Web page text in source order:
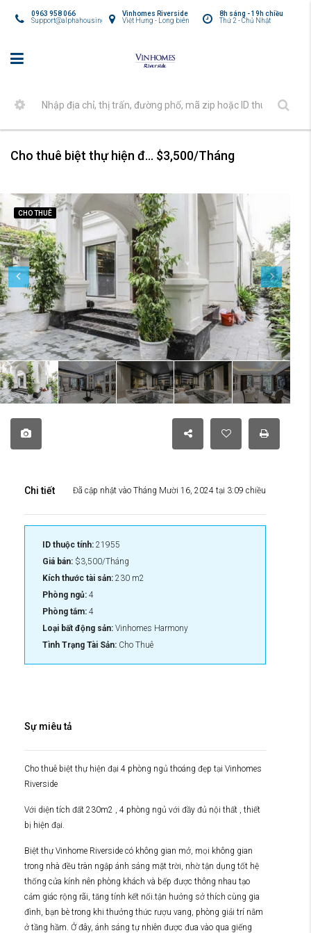
8h sáng - 19h chiều
Thứ 2 - Chủ Nhật
Vinhomes Riverside
Việt Hưng - Long biên
0963 958 066
Support@alphahousing.vn
Cho thuê biệt thự hiện đại thoáng đẹp Vinhomes Riverside $3,500/Tháng
CHO THUÊ
Chi tiết Đã cập nhật vào Tháng Mười 16, 2024 tại 3:09 chiều
ID thuộc tính: 21955
Giá bán: $3,500/Tháng
Kích thước tài sản: 230 m2
Phòng ngủ: 4
Phòng tắm: 4
Loại bất động sản: Vinhomes Harmony
Tình Trạng Tài Sản: Cho Thuê
Sự miêu tả
Cho thuê biệt thự hiện đại 4 phòng ngủ thoáng đẹp tại Vinhomes
Riverside
Với diện tích đất 230m2 , 4 phòng ngủ với đầy đủ nội thất , thiết
bị hiện đại.
Biệt thự Vinhome Riverside có không gian mở, mọi không gian
trong nhà đều tràn ngập ánh sáng mặt trời, nhờ tận dụng tốt hệ
thống cửa kính nên phòng khách và bếp được thông nhau tạo
cảm giác rộng rãi, tăng tính kết nối.tận hưởng sở thích cùng gia
đình, bạn bè trong khi thưởng thức rượu vang, phòng giải trí nằm
ở tầng hầm. Ở đây, ánh sáng tự nhiên được đưa vào qua giếng